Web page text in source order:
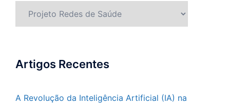
Artigos Recentes
A Revolução da Inteligência Artificial (IA) na